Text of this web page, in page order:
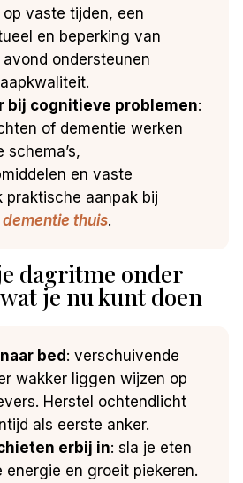
vaste tijden, een
en beperking van
ondersteunen
bij cognitieve problemen:
of dementie werken
schema’s,
en vaste
praktische aanpak bij
thuis.
dagritme onder
je nu kunt doen
bed: verschuivende
wakker liggen wijzen op
Herstel ochtendlicht
als eerste anker.
erbij in: sla je eten
energie en groeit piekeren.